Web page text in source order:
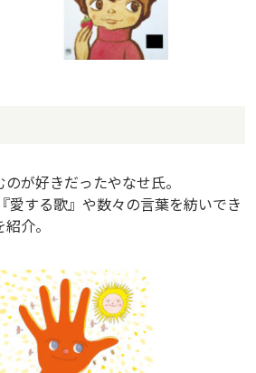
が好きだったやなせ氏。
愛する歌』や数々の言葉を紡いでき
介。